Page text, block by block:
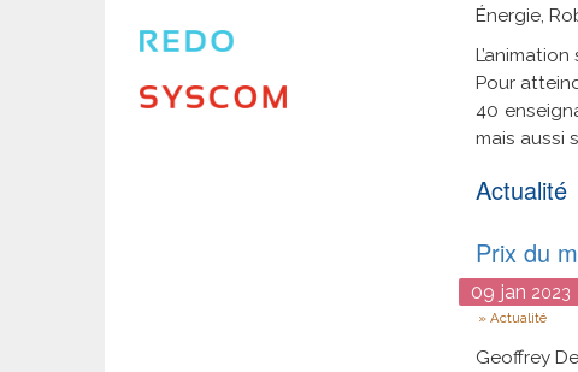
Énergie,
Pour
40
mais aussi
Actualité
Prix du
09 jan 2023
Type
Actualité
Geoffrey